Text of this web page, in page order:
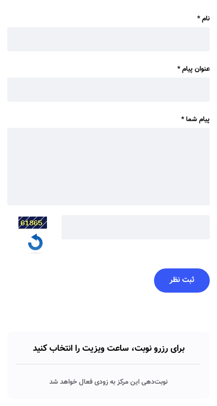
نام*
عنوان پیام*
پیام شما*
برای رزرو نوبت، ساعت ویزیت را انتخاب کنید
نوبت‌دهی این مرکز به زودی فعال خواهد شد